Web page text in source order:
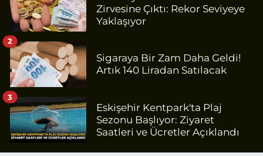
Zirvesine Çıktı: Rekor Seviyeye
Yaklaşıyor
Sigaraya Bir Zam Daha Geldi!
Artık 140 Liradan Satılacak
2
Eskişehir Kentpark'ta Plaj
Sezonu Başlıyor: Ziyaret
Saatleri ve Ücretler Açıklandı
3